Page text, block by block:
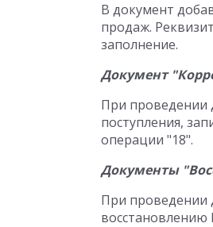
В документ
продаж.
заполнение.
Документ
При проведении
поступления,
операции "18".
Документы
При проведении
восстановлению